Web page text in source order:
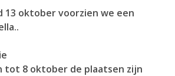
13 oktober voorzien we een
tot 8 oktober de plaatsen zijn